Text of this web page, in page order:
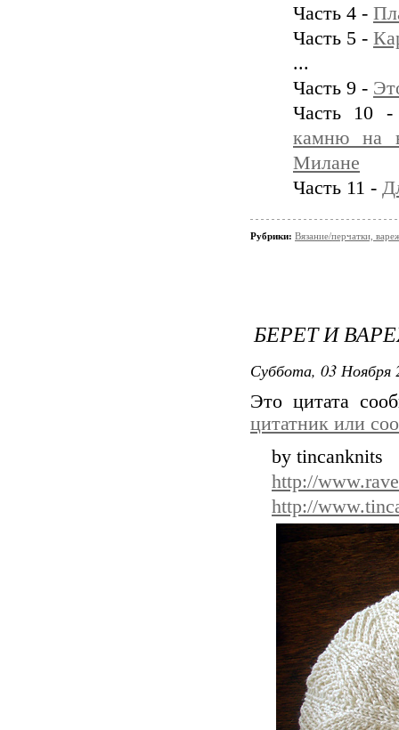
Часть 4 -
Часть 5 -
...
Часть 9 -
Часть 10
камню на
Милане
Часть 11 -
Рубрики: Вязание/перчатки,
БЕРЕТ И
Суббота, 03 Ноября
Это цитата
цитатник или
by tincanknits
http://
http://